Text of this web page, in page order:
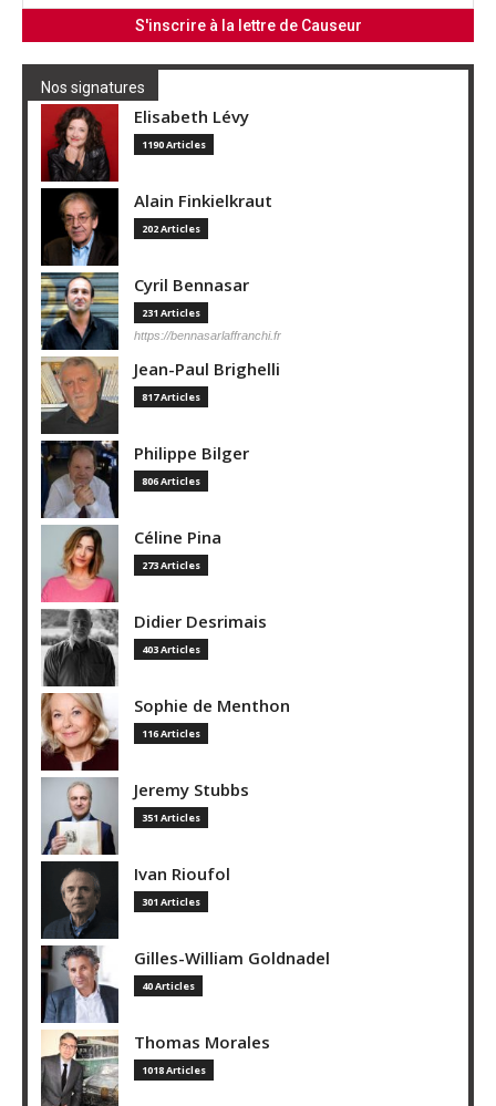
Nos signatures
Elisabeth Lévy
1190 Articles
Alain Finkielkraut
202 Articles
Cyril Bennasar
231 Articles
https://bennasarlaffranchi.fr
Jean-Paul Brighelli
817 Articles
Philippe Bilger
806 Articles
Céline Pina
273 Articles
Didier Desrimais
403 Articles
Sophie de Menthon
116 Articles
Jeremy Stubbs
351 Articles
Ivan Rioufol
301 Articles
Gilles-William Goldnadel
40 Articles
Thomas Morales
1018 Articles